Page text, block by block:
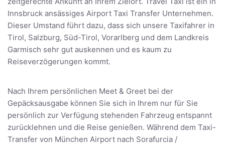
Innsbruck ansässiges Airport Taxi Transfer Unternehmen.
Dieser Umstand führt dazu, dass sich unsere Taxifahrer in
Tirol, Salzburg, Süd-Tirol, Vorarlberg und dem Landkreis
Garmisch sehr gut auskennen und es kaum zu
Reiseverzögerungen kommt.
Nach Ihrem persönlichen Meet & Greet bei der
Gepäcksausgabe können Sie sich in Ihrem nur für Sie
persönlich zur Verfügung stehenden Fahrzeug entspannt
zurücklehnen und die Reise genießen. Während dem Taxi-
Transfer von München Airport nach Sorafurcia /